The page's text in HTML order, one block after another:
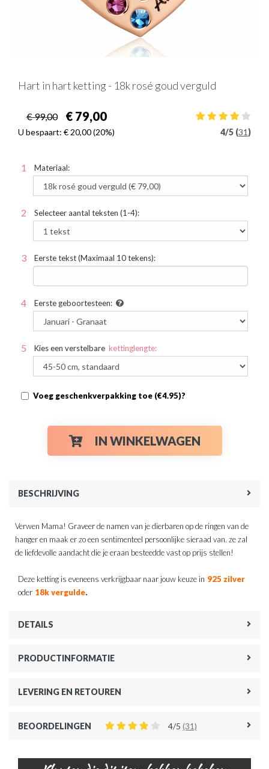
Hart in hart ketting - 18k rosé goud verguld
€ 99,00 € 79,00
U bespaart: € 20,00(20%) 4/5 (31)
Materiaal:
Selecteer aantal teksten (1-4):
Eerste tekst (Maximaal 10 tekens):
Eerste geboortesteen:
Kies een verstelbare kettinglengte:
Voeg geschenkverpakking toe (€4.95)?
IN WINKELWAGEN
BESCHRIJVING
Verwen Mama! Graveer de namen van je dierbaren op de ringen van de
hanger en maak er zo een sentimenteel persoonlijke sieraad van. ze zal
de liefdevolle aandacht die je eraan besteedde vast op prijs stellen!
Deze ketting is eveneens verkrijgbaar naar jouw keuze in 925 zilver
oder 18k vergulde.
DETAILS
PRODUCTINFORMATIE
LEVERING EN RETOUREN
BEOORDELINGEN 4/5 (31)